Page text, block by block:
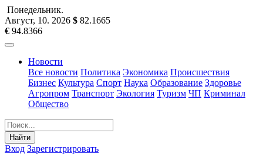
Понедельник.
Август, 10. 2026 $ 82.1665
€ 94.8366
Новости
Все новости Политика Экономика Происшествия
Бизнес Культура Спорт Наука Образование Здоровье
Агропром Транспорт Экология Туризм ЧП Криминал
Общество
Найти
Вход Зарегистрировать